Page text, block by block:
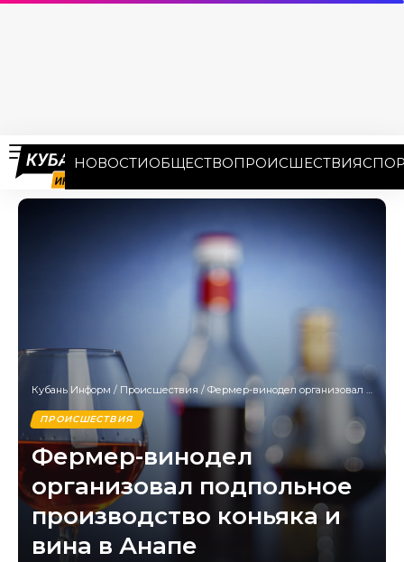
НОВОСТИОБЩЕСТВОПРОИСШЕСТВИЯ
Кубань Информ / Происшествия / Фермер-винодел организовал подпольное производство коньяка и вина в Анапе
ПРОИСШЕСТВИЯ
Фермер-винодел
организовал подпольное
производство коньяка и
вина в Анапе